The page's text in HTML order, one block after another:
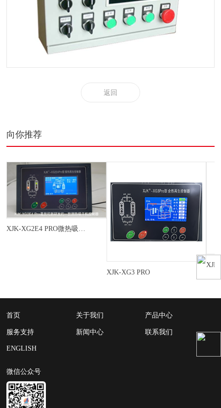
返回
向你推荐
XJK-XG2E4 PRO微热吸干机控制器
XJK-XG3 PRO
首页 关于我们 产品中心
服务支持 新闻中心 联系我们
ENGLISH
微信公众号